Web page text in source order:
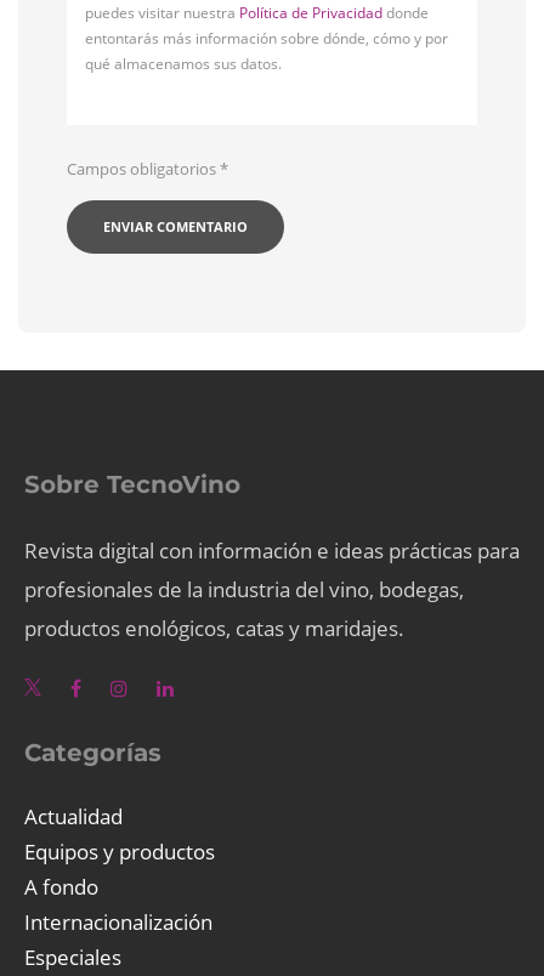
puedes visitar nuestra Política de Privacidaddonde
entontarás más información sobre dónde, cómo y por
qué almacenamos sus datos.
Campos obligatorios*
Sobre TecnoVino
Revista digital con información e ideas prácticas para
profesionales de la industria del vino, bodegas,
productos enológicos, catas y maridajes.
Categorías
Actualidad
Equipos y productos
A fondo
Internacionalización
Especiales